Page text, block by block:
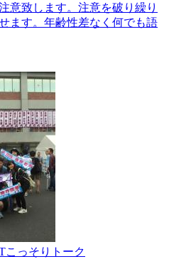
意致します。注意を破り繰り
ます。年齢性差なく何でも語
こっそりトーク